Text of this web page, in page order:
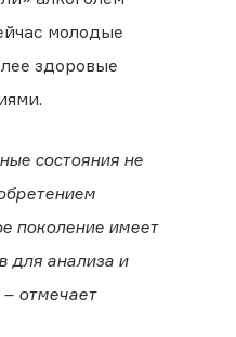
молодые
здоровые
состояния не
поколение имеет
для анализа и
отмечает